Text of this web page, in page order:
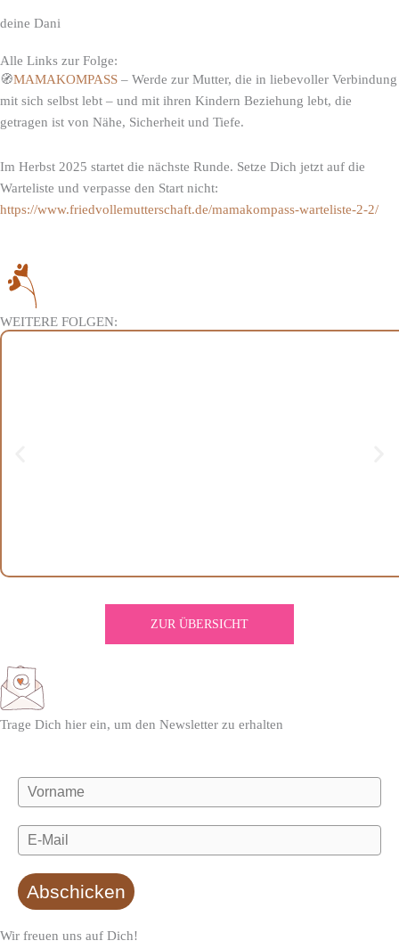
deine Dani
Alle Links zur Folge:
🧭MAMAKOMPASS – Werde zur Mutter, die in liebevoller Verbindung
mit sich selbst lebt – und mit ihren Kindern Beziehung lebt, die
getragen ist von Nähe, Sicherheit und Tiefe.
Im Herbst 2025 startet die nächste Runde. Setze Dich jetzt auf die
Warteliste und verpasse den Start nicht:
https://www.friedvollemutterschaft.de/mamakompass-warteliste-2-2/
WEITERE FOLGEN:
ZUR ÜBERSICHT
Trage Dich hier ein, um den Newsletter zu erhalten
Abschicken
Wir freuen uns auf Dich!